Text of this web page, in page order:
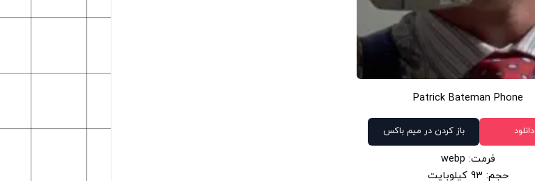
Patrick Bateman Phone
دانلود باز کردن در میم باکس
فرمت: webp
حجم: 93 کیلوبایت